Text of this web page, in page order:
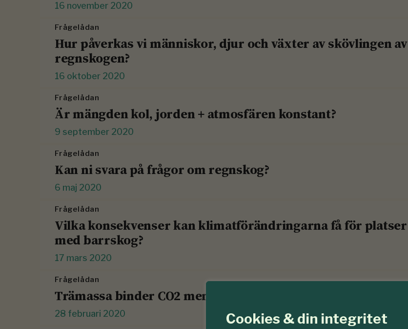
Cookies & din integritet
16 november 2020
Frågelådan
Hur påverkas vi människor, djur och växter av skövlingen av
regnskogen?
16 oktober 2020
Frågelådan
Är mängden kol, jorden + atmosfären konstant?
9 september 2020
Frågelådan
Kan ni svara på frågor om regnskog?
6 maj 2020
Frågelådan
Vilka konsekvenser kan klimatförändringarna få för platser
med barrskog?
17 mars 2020
Frågelådan
Trämassa binder CO2 men gör papper det?
28 februari 2020